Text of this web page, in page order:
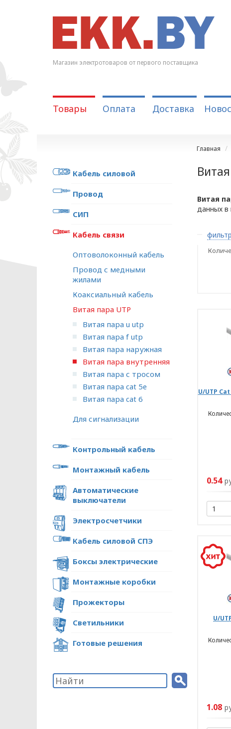
Магазин электротоваров от первого поставщика
Товары Оплата Доставка
Главная
Кабель силовой
Провод
СИП
Кабель связи
Оптоволоконный кабель
Провод с медными
жилами
Коаксиальный кабель
Витая пара UTP
Витая пара u utp
Витая пара f utp
Витая пара наружная
Витая пара внутренняя
Витая пара с тросом
Витая пара cat 5е
Витая пара cat 6
Для сигнализации
Контрольный кабель
Монтажный кабель
Автоматические
выключатели
Электросчетчики
Кабель силовой СПЭ
Боксы электрические
Монтажные коробки
Прожекторы
Светильники
Готовые решения
Витая
данных в
U/UTP
0.54
U/
1.08